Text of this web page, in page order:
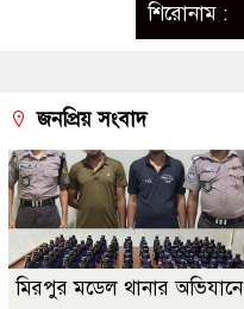
শিরোনাম :
জনপ্রিয় সংবাদ
মিরপুর মডেল থানার অভিযানে